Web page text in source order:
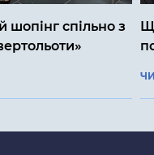
шопінг спільно з